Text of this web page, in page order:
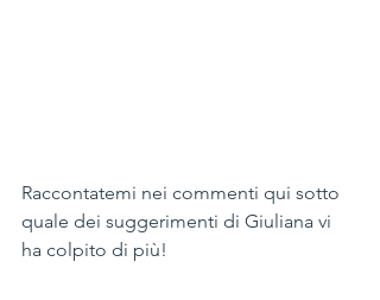
Raccontatemi nei commenti qui sotto
quale dei suggerimenti di Giuliana vi
ha colpito di più!